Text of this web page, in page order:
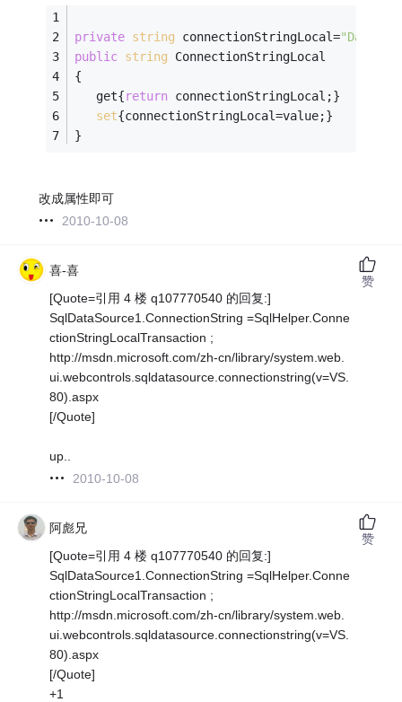
private string connectionStringLocal="Data
public string ConnectionStringLocal
{
   get{
return connectionStringLocal;}
set{connectionStringLocal=value;}
}
改成属性即可
2010-10-08
喜-喜
[Quote=引用 4 楼 q107770540 的回复:]
SqlDataSource1.ConnectionString =SqlHelper.Conne
ctionStringLocalTransaction ;
http://msdn.microsoft.com/zh-cn/library/system.web.
ui.webcontrols.sqldatasource.connectionstring(v=VS.
80).aspx
[/Quote]
up..
2010-10-08
赞
阿彪兄
[Quote=引用 4 楼 q107770540 的回复:]
SqlDataSource1.ConnectionString =SqlHelper.Conne
ctionStringLocalTransaction ;
http://msdn.microsoft.com/zh-cn/library/system.web.
ui.webcontrols.sqldatasource.connectionstring(v=VS.
80).aspx
[/Quote]
+1
赞